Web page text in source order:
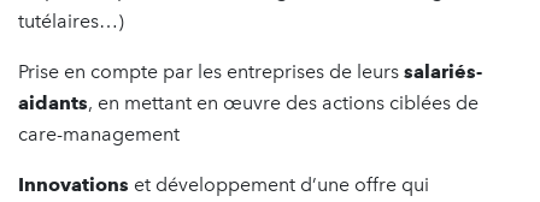
tutélaires…)
Prise en compte par les entreprises de leurs salariés-
aidants, en mettant en œuvre des actions ciblées de
care-management
Innovations et développement d’une offre qui